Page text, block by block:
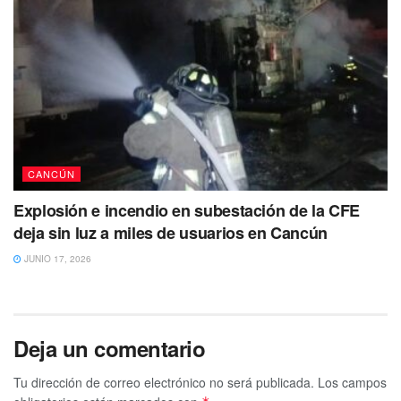
Al momento de desaparecer vestía una camisa blanca,
pantalón de mezclilla azul y tenis blancos con franjas roja.
Si tienes información de su paradero, sus familiares y
autoridades agradecería mucho que por favor te
comuniques al 83 83 50050 ext.1132.
CANCÚN
Explosión e incendio en subestación de la CFE
deja sin luz a miles de usuarios en Cancún
JUNIO 17, 2026
Deja un comentario
Tu dirección de correo electrónico no será publicada. Los campos